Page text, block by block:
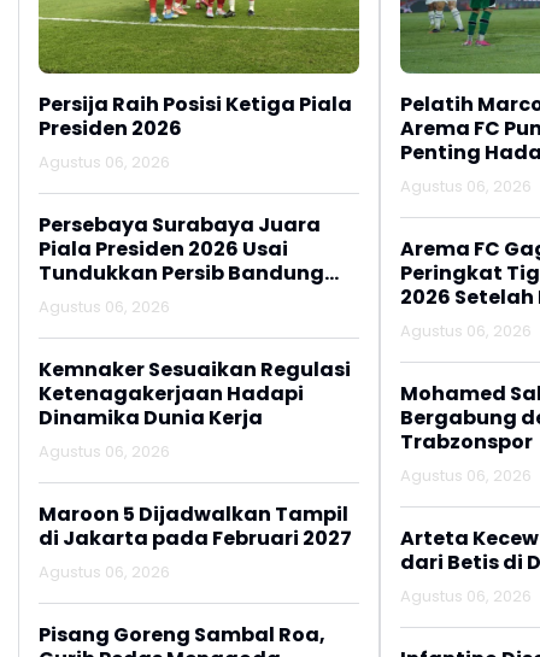
Persija Raih Posisi Ketiga Piala
Presiden 2026
Agustus 06, 2026
Persebaya Surabaya Juara
Piala Presiden 2026 Usai
Tundukkan Persib Bandung
Lewat Adu Penalti
Agustus 06, 2026
Kemnaker Sesuaikan Regulasi
Ketenagakerjaan Hadapi
Dinamika Dunia Kerja
Agustus 06, 2026
Maroon 5 Dijadwalkan Tampil
di Jakarta pada Februari 2027
Agustus 06, 2026
Pisang Goreng Sambal Roa,
Pelatih
Arema FC
Penting
Agustus 06, 2026
Arema FC
Peringkat
2026
Persija
Agustus 06, 2026
Mohamed
Bergabung
Trabzonspor
Agustus 06, 2026
Arteta
dari Betis di
Agustus 06, 2026